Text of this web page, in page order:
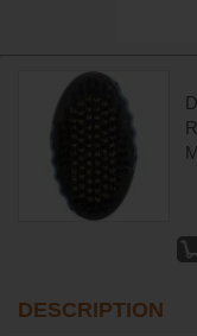
DESCRIPTION